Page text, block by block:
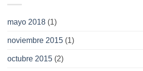
mayo 2018 (1)
noviembre 2015 (1)
octubre 2015 (2)